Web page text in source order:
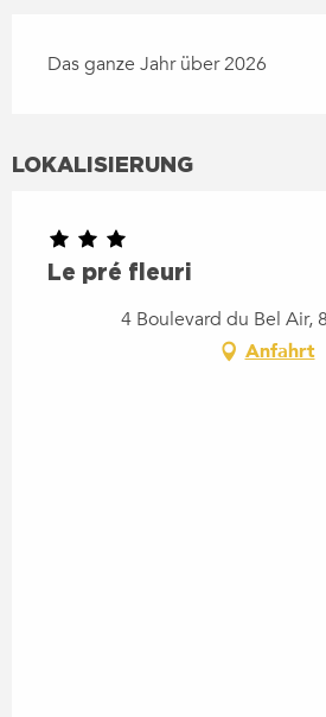
Das ganze Jahr über 2026
LOKALISIERUNG
Le pré fleuri
4 Boulevard du Bel Air,
Anfahrt